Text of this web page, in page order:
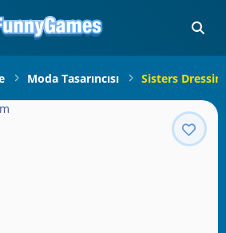
Moda Tasarıncısı Sisters